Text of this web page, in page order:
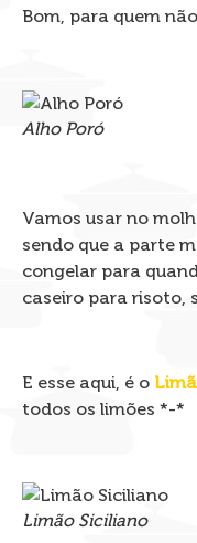
Bom, para quem
Alho Poró
Vamos usar no
sendo que a parte
congelar para
caseiro para risoto,
E esse aqui, é o
todos os limões *-*
Limão Siciliano